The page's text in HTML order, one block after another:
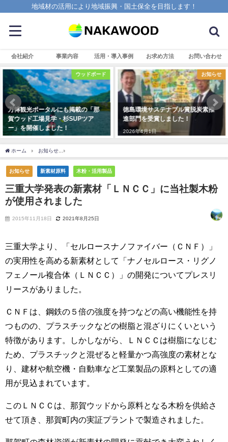
地域材の活用により地域振興・国土保全を目指します！
会社紹介 事業内容 活用・導入事例 お求め方法 お問い合わせ
ウッドボード
万博観光ポータルにも掲載の「那
賀ウッド工場見学・杉SUPツア
ー」を開催しました！
お知らせ
徳島環境サステナブル賞脱炭素推
進部門を受賞しました！
2026年4月1日
ホーム お知らせ
お知らせ 新素材原料 木粉・活用製品
三重大学発表の新素材「ＬＮＣＣ」に当社製木粉
が使用されました
2015年11月18日 2021年8月25日
三重大学より、「セルロースナノファイバー（ＣＮＦ）」
の実用性を高める新素材として「ナノセルロース・リグノ
フェノール複合体（ＬＮＣＣ）」の開発についてプレスリ
リースがありました。
ＣＮＦは、鋼鉄の５倍の強度を持つなどの高い機能性を持
つものの、プラスチックなどの樹脂と混ざりにくいという
特徴があります。しかしながら、ＬＮＣＣは樹脂になじむ
ため、プラスチックと混ぜると軽量かつ高強度の素材とな
り、建材や航空機・自動車など工業製品の原料としての適
用が見込まれています。
このＬＮＣＣは、那賀ウッドから原料となる木粉を供給さ
せて頂き、那賀町内の実証プラントで製造されました。